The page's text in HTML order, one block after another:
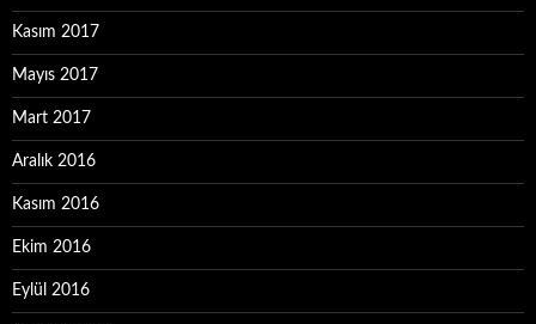
Kasım 2017
Mayıs 2017
Mart 2017
Aralık 2016
Kasım 2016
Ekim 2016
Eylül 2016